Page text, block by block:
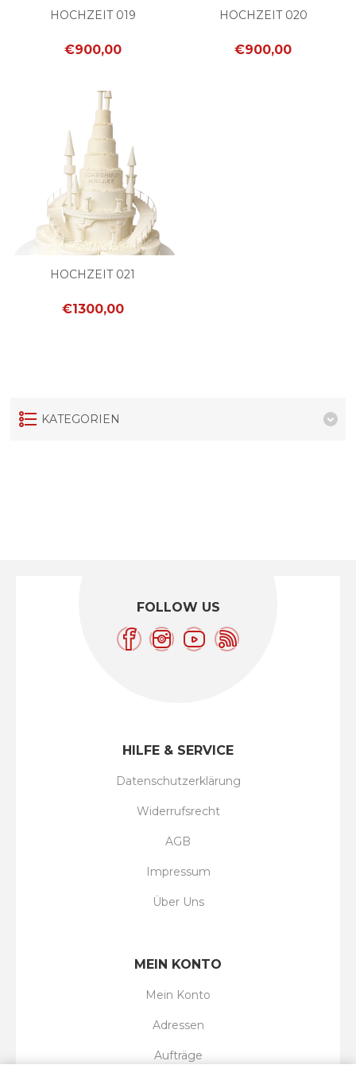
HOCHZEIT 019
€900,00
HOCHZEIT 020
€900,00
HOCHZEIT 021
€1300,00
KATEGORIEN
FOLLOW US
HILFE & SERVICE
Datenschutzerklärung
Widerrufsrecht
AGB
Impressum
Über Uns
MEIN KONTO
Mein Konto
Adressen
Aufträge